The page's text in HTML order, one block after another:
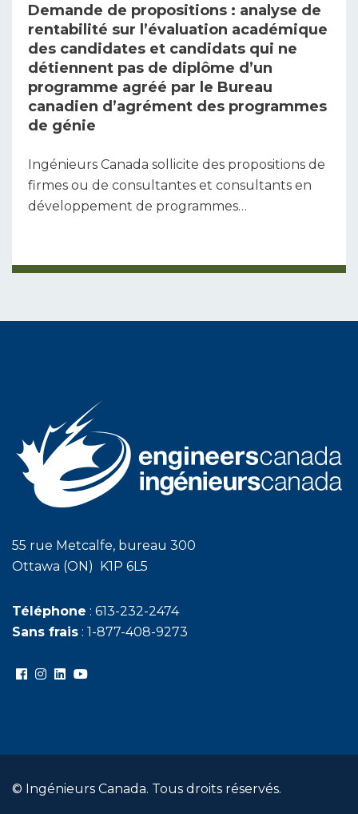
Demande de propositions : analyse de
rentabilité sur l’évaluation académique
des candidates et candidats qui ne
détiennent pas de diplôme d’un
programme agréé par le Bureau
canadien d’agrément des programmes
de génie
Ingénieurs Canada sollicite des propositions de
firmes ou de consultantes et consultants en
développement de programmes…
55 rue Metcalfe, bureau 300
Ottawa (ON) K1P 6L5
Téléphone : 613-232-2474
Sans frais : 1-877-408-9273
© Ingénieurs Canada. Tous droits réservés.